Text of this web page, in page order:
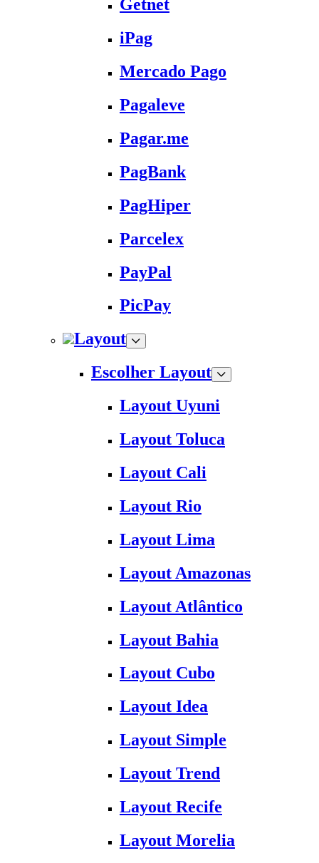
Getnet
iPag
Mercado Pago
Pagaleve
Pagar.me
PagBank
PagHiper
Parcelex
PayPal
PicPay
Layout
Escolher Layout
Layout Uyuni
Layout Toluca
Layout Cali
Layout Rio
Layout Lima
Layout Amazonas
Layout Atlântico
Layout Bahia
Layout Cubo
Layout Idea
Layout Simple
Layout Trend
Layout Recife
Layout Morelia